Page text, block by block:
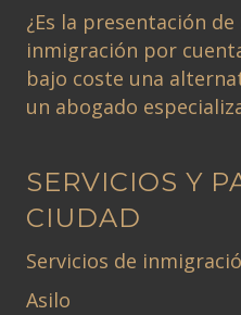
¿Es la presentación
inmigración por
bajo coste una
un abogado
SERVICIOS Y
CIUDAD
Servicios de
Asilo